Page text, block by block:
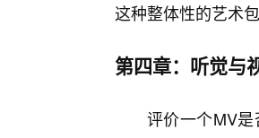
这种整体性的艺术
第四章：听觉与
评价一个MV